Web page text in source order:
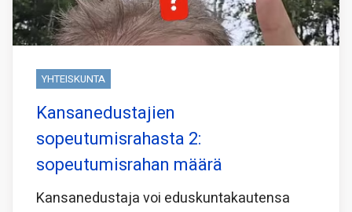
YHTEISKUNTA
Kansanedustajien
sopeutumisrahasta 2:
sopeutumisrahan määrä
Kansanedustaja voi eduskuntakautensa